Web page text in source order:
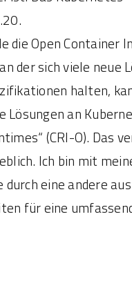
die Open Container
der sich viele neue
halten,
Lösungen an
(CRI-O). Das
Ich bin mit
eine andere
für eine